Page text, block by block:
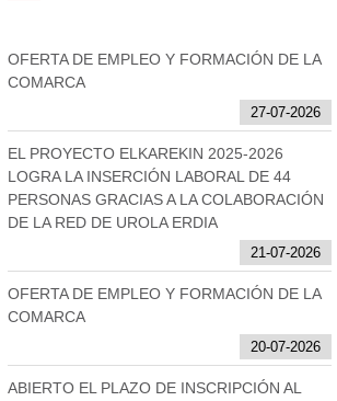
OFERTA DE EMPLEO Y FORMACIÓN DE LA
COMARCA
27-07-2026
EL PROYECTO ELKAREKIN 2025-2026
LOGRA LA INSERCIÓN LABORAL DE 44
PERSONAS GRACIAS A LA COLABORACIÓN
DE LA RED DE UROLA ERDIA
21-07-2026
OFERTA DE EMPLEO Y FORMACIÓN DE LA
COMARCA
20-07-2026
ABIERTO EL PLAZO DE INSCRIPCIÓN AL